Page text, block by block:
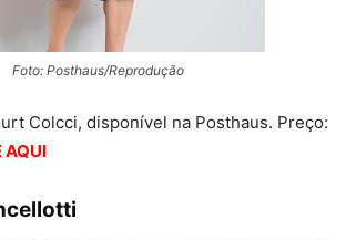
Foto: Posthaus/Reprodução
Colcci, disponível na Posthaus. Preço:
AQUI